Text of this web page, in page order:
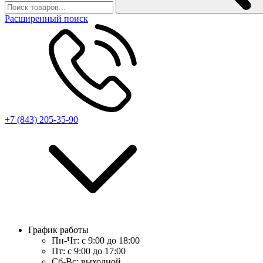
Расширенный поиск
+7 (843) 205-35-90
График работы
Пн-Чт: с 9:00 до 18:00
Пт: с 9:00 до 17:00